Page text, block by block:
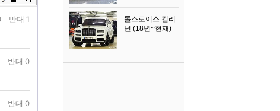
반대 1
반대 0
반대 0
롤스로이스 컬리
넌 (18년~현재)